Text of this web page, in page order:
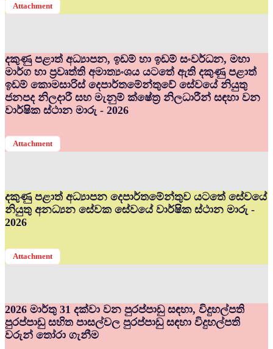
Attachment
දකුණු පළාත් අධ්‍යාපන, ඉඩම් හා ඉඩම් සංවර්ධන, මහා
මාර්ග හා ප්‍රවෘත්ති අමාත්‍යංශය යටතේ ඇති දකුණු පළාත්
ඉඩම් කොමසාරිස් දෙපාර්තමේන්තුවේ සේවයේ නියුතු
ජනපද නිලදාරී සහ මැනුම් ක්ෂේත්‍ර නිලධාරීන් සඳහා වන
වාර්ෂික ස්ථාන මාරු - 2026
Attachment
දකුණු පළාත් අධ්‍යාපන දෙපාර්තමේන්තුව යටතේ සේවයේ
නියුතු අනධ්‍යන සේවක සේවයේ වාර්ෂික ස්ථාන මාරු -
2026
Attachment
2026 මාර්තු 31 දක්වා වන පුරප්පාඩු සඳහා, විදුහල්පති
පුරප්පාඩු සහිත පාසල්වල පුරප්පාඩු සඳහා විදුහල්පති
වරුන් තෝරා ගැනීම